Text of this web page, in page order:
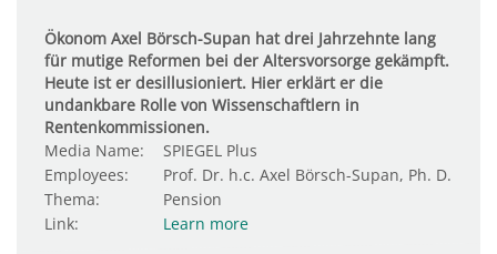
Ökonom Axel Börsch-Supan hat drei Jahrzehnte lang
für mutige Reformen bei der Altersvorsorge gekämpft.
Heute ist er desillusioniert. Hier erklärt er die
undankbare Rolle von Wissenschaftlern in
Rentenkommissionen.
Media Name:
SPIEGEL Plus
Employees:
Prof. Dr. h.c. Axel Börsch-Supan, Ph. D.
Thema:
Pension
Link:
Learn more